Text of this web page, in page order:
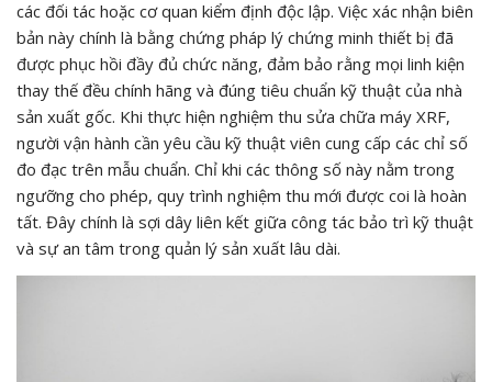
các đối tác hoặc cơ quan kiểm định độc lập. Việc xác nhận biên
bản này chính là bằng chứng pháp lý chứng minh thiết bị đã
được phục hồi đầy đủ chức năng, đảm bảo rằng mọi linh kiện
thay thế đều chính hãng và đúng tiêu chuẩn kỹ thuật của nhà
sản xuất gốc. Khi thực hiện nghiệm thu sửa chữa máy XRF,
người vận hành cần yêu cầu kỹ thuật viên cung cấp các chỉ số
đo đạc trên mẫu chuẩn. Chỉ khi các thông số này nằm trong
ngưỡng cho phép, quy trình nghiệm thu mới được coi là hoàn
tất. Đây chính là sợi dây liên kết giữa công tác bảo trì kỹ thuật
và sự an tâm trong quản lý sản xuất lâu dài.